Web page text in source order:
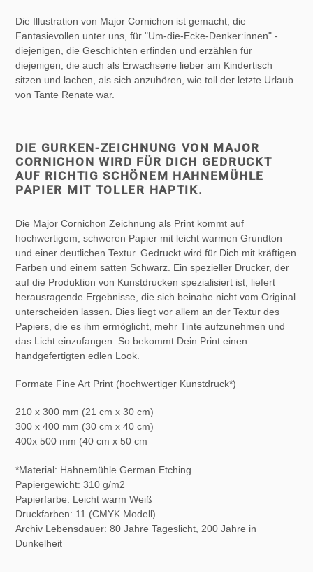
Die Illustration von Major Cornichon ist gemacht, die
Fantasievollen unter uns, für "Um-die-Ecke-Denker:innen" -
diejenigen, die Geschichten erfinden und erzählen für
diejenigen, die auch als Erwachsene lieber am Kindertisch
sitzen und lachen, als sich anzuhören, wie toll der letzte Urlaub
von Tante Renate war.
DIE GURKEN-ZEICHNUNG VON MAJOR
CORNICHON WIRD FÜR DICH GEDRUCKT
AUF RICHTIG SCHÖNEM HAHNEMÜHLE
PAPIER MIT TOLLER HAPTIK.
Die Major Cornichon Zeichnung als Print kommt auf
hochwertigem, schweren Papier mit leicht warmen Grundton
und einer deutlichen Textur. Gedruckt wird für Dich mit kräftigen
Farben und einem satten Schwarz. Ein spezieller Drucker, der
auf die Produktion von Kunstdrucken spezialisiert ist, liefert
herausragende Ergebnisse, die sich beinahe nicht vom Original
unterscheiden lassen. Dies liegt vor allem an der Textur des
Papiers, die es ihm ermöglicht, mehr Tinte aufzunehmen und
das Licht einzufangen. So bekommt Dein Print einen
handgefertigten edlen Look.
Formate Fine Art Print (hochwertiger Kunstdruck*)
210 x 300 mm (21 cm x 30 cm)
300 x 400 mm (30 cm x 40 cm)
400x 500 mm (40 cm x 50 cm
*Material: Hahnemühle German Etching
Papiergewicht: 310 g/m2
Papierfarbe: Leicht warm Weiß
Druckfarben: 11 (CMYK Modell)
Archiv Lebensdauer: 80 Jahre Tageslicht, 200 Jahre in
Dunkelheit